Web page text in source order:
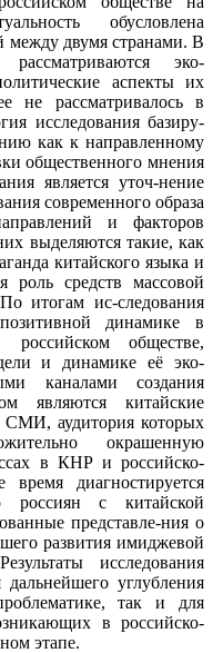
обусловлена
между двумя странами. В
эко-
аспекты их
не рассматривалось в
исследования базиру-
как к направленному
общественного мнения
является уточ-нение
современного образа
и факторов
выделяются такие, как
китайского языка и
роль средств массовой
итогам ис-следования
динамике в
обществе,
и динамике её эко-
каналами создания
являются китайские
аудитория которых
окрашенную
в КНР и российско-
диагностируется
россиян с китайской
представле-ния о
развития имиджевой
исследования
углубления
так и для
в российско-
этапе.